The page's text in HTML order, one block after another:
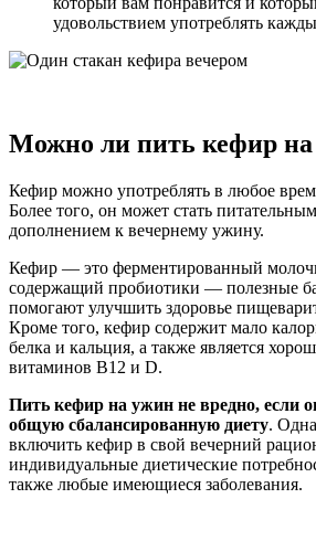
удовольствием употреблять
Можно ли пить кефир
Кефир можно употреблять в любое
Более того, он может стать
дополнением к вечернему ужину.
Кефир — это ферментированный
содержащий пробиотики — полезные
помогают улучшить здоровье
Кроме того, кефир содержит мало
белка и кальция, а также является
витаминов B12 и D.
Пить кефир на ужин не вредно, если
общую сбалансированную диету.
включить кефир в свой вечерний
индивидуальные диетические
также любые имеющиеся заболевания.